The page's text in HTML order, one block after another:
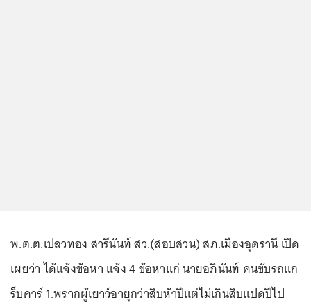
พ.ต.ต.เปลวทอง สารีนันท์ สว.(สอบสวน) สภ.เมืองอุดรานี เปิด
เผยว่า ได้แจ้งข้อหา แจ้ง 4 ข้อหาแก่ นายอภินันท์ คนขับรถแก
ร็บคาร์ 1.พรากผู้เยาว์อายุกว่าสิบห้าปีแต่ไม่เกินสิบแปดปีไป